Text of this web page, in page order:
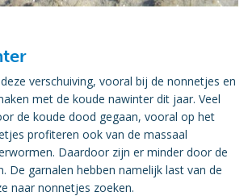
verschuiving, vooral bij de nonnetjes en
met de koude nawinter dit jaar. Veel
de koude dood gegaan, vooral op het
profiteren ook van de massaal
Daardoor zijn er minder door de
De garnalen hebben namelijk last van de
naar nonnetjes zoeken.